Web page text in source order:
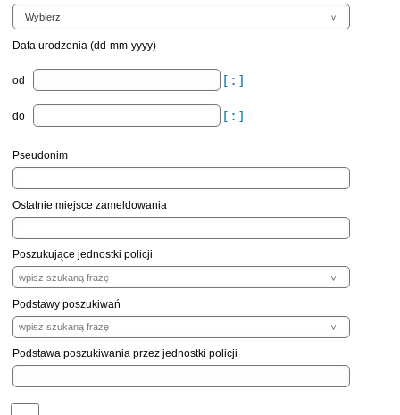
Data urodzenia (dd-mm-yyyy)
od
do
Pseudonim
Ostatnie miejsce zameldowania
Poszukujące jednostki policji
Podstawy poszukiwań
Podstawa poszukiwania przez jednostki policji